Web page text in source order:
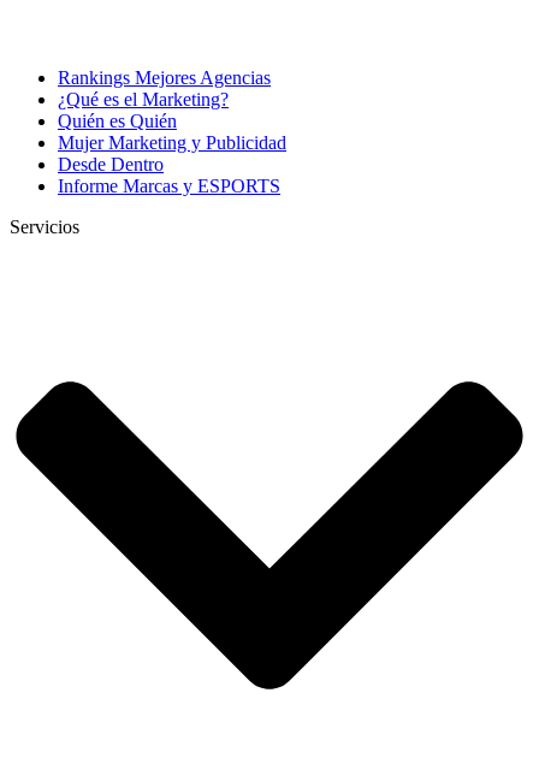
Rankings Mejores Agencias
¿Qué es el Marketing?
Quién es Quién
Mujer Marketing y Publicidad
Desde Dentro
Informe Marcas y ESPORTS
Servicios